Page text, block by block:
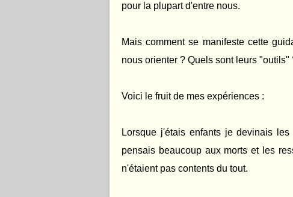
pour la plupart d'entre nous.
Mais comment se manifeste cette
nous orienter ? Quels sont leurs "outils"
Voici le fruit de mes expériences :
Lorsque j'étais enfants je devinais
pensais beaucoup aux morts et les
n'étaient pas contents du tout.